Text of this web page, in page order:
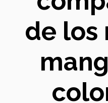
de los